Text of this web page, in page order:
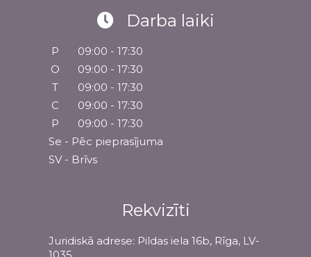
Darba laiki
P
09:00 - 17:30
O
09:00 - 17:30
T
09:00 - 17:30
C
09:00 - 17:30
P
09:00 - 17:30
Se - Pēc pieprasījuma
SV - Brīvs
Rekvizīti
Juridiskā adrese: Pildas iela 16b, Rīga, LV-